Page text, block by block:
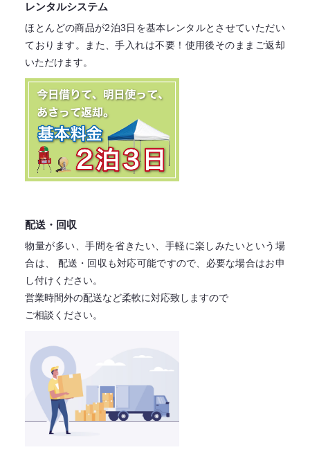
レンタルシステム
ほとんどの商品が2泊3日を基本レンタルとさせていただい
ております。
また、手入れは不要！ 使用後そのままご返却
いただけます。
配送・回収
物量が多い、手間を省きたい、手軽に楽しみたいという場
合は、
配送・回収も対応可能ですので、必要な場合はお申
し付けください。
営業時間外の配送など柔軟に対応致しますので
ご相談ください。